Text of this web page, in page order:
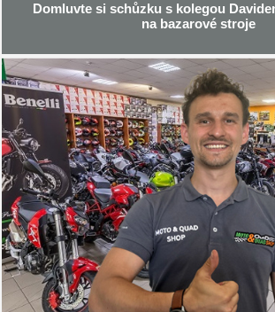
Domluvte si schůzku s kolegou
na bazarové stroje